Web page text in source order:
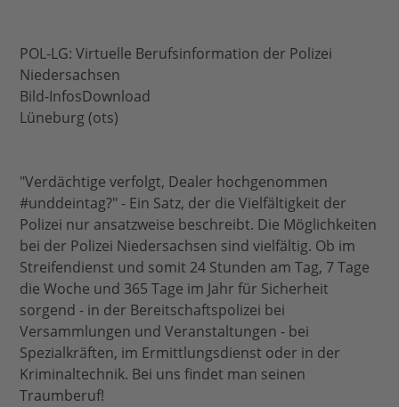
POL-LG: Virtuelle Berufsinformation der Polizei
Niedersachsen
Bild-InfosDownload
Lüneburg (ots)
"Verdächtige verfolgt, Dealer hochgenommen
#unddeintag?" - Ein Satz, der die Vielfältigkeit der
Polizei nur ansatzweise beschreibt. Die Möglichkeiten
bei der Polizei Niedersachsen sind vielfältig. Ob im
Streifendienst und somit 24 Stunden am Tag, 7 Tage
die Woche und 365 Tage im Jahr für Sicherheit
sorgend - in der Bereitschaftspolizei bei
Versammlungen und Veranstaltungen - bei
Spezialkräften, im Ermittlungsdienst oder in der
Kriminaltechnik. Bei uns findet man seinen
Traumberuf!